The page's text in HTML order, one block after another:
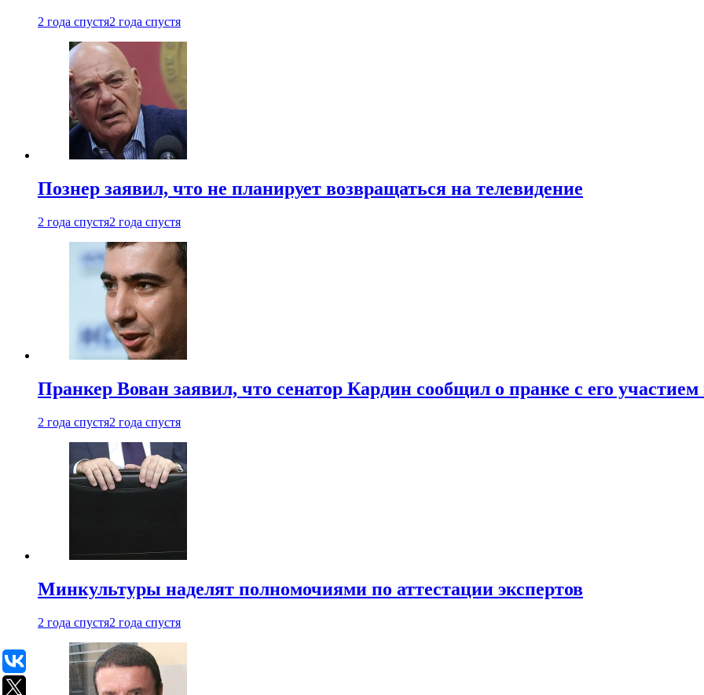
2 года спустя2 года спустя
Познер заявил, что не планирует возвращаться на телевидение
2 года спустя2 года спустя
Пранкер Вован заявил, что сенатор Кардин сообщил о пранке с его
2 года спустя2 года спустя
Минкультуры наделят полномочиями по аттестации экспертов
2 года спустя2 года спустя